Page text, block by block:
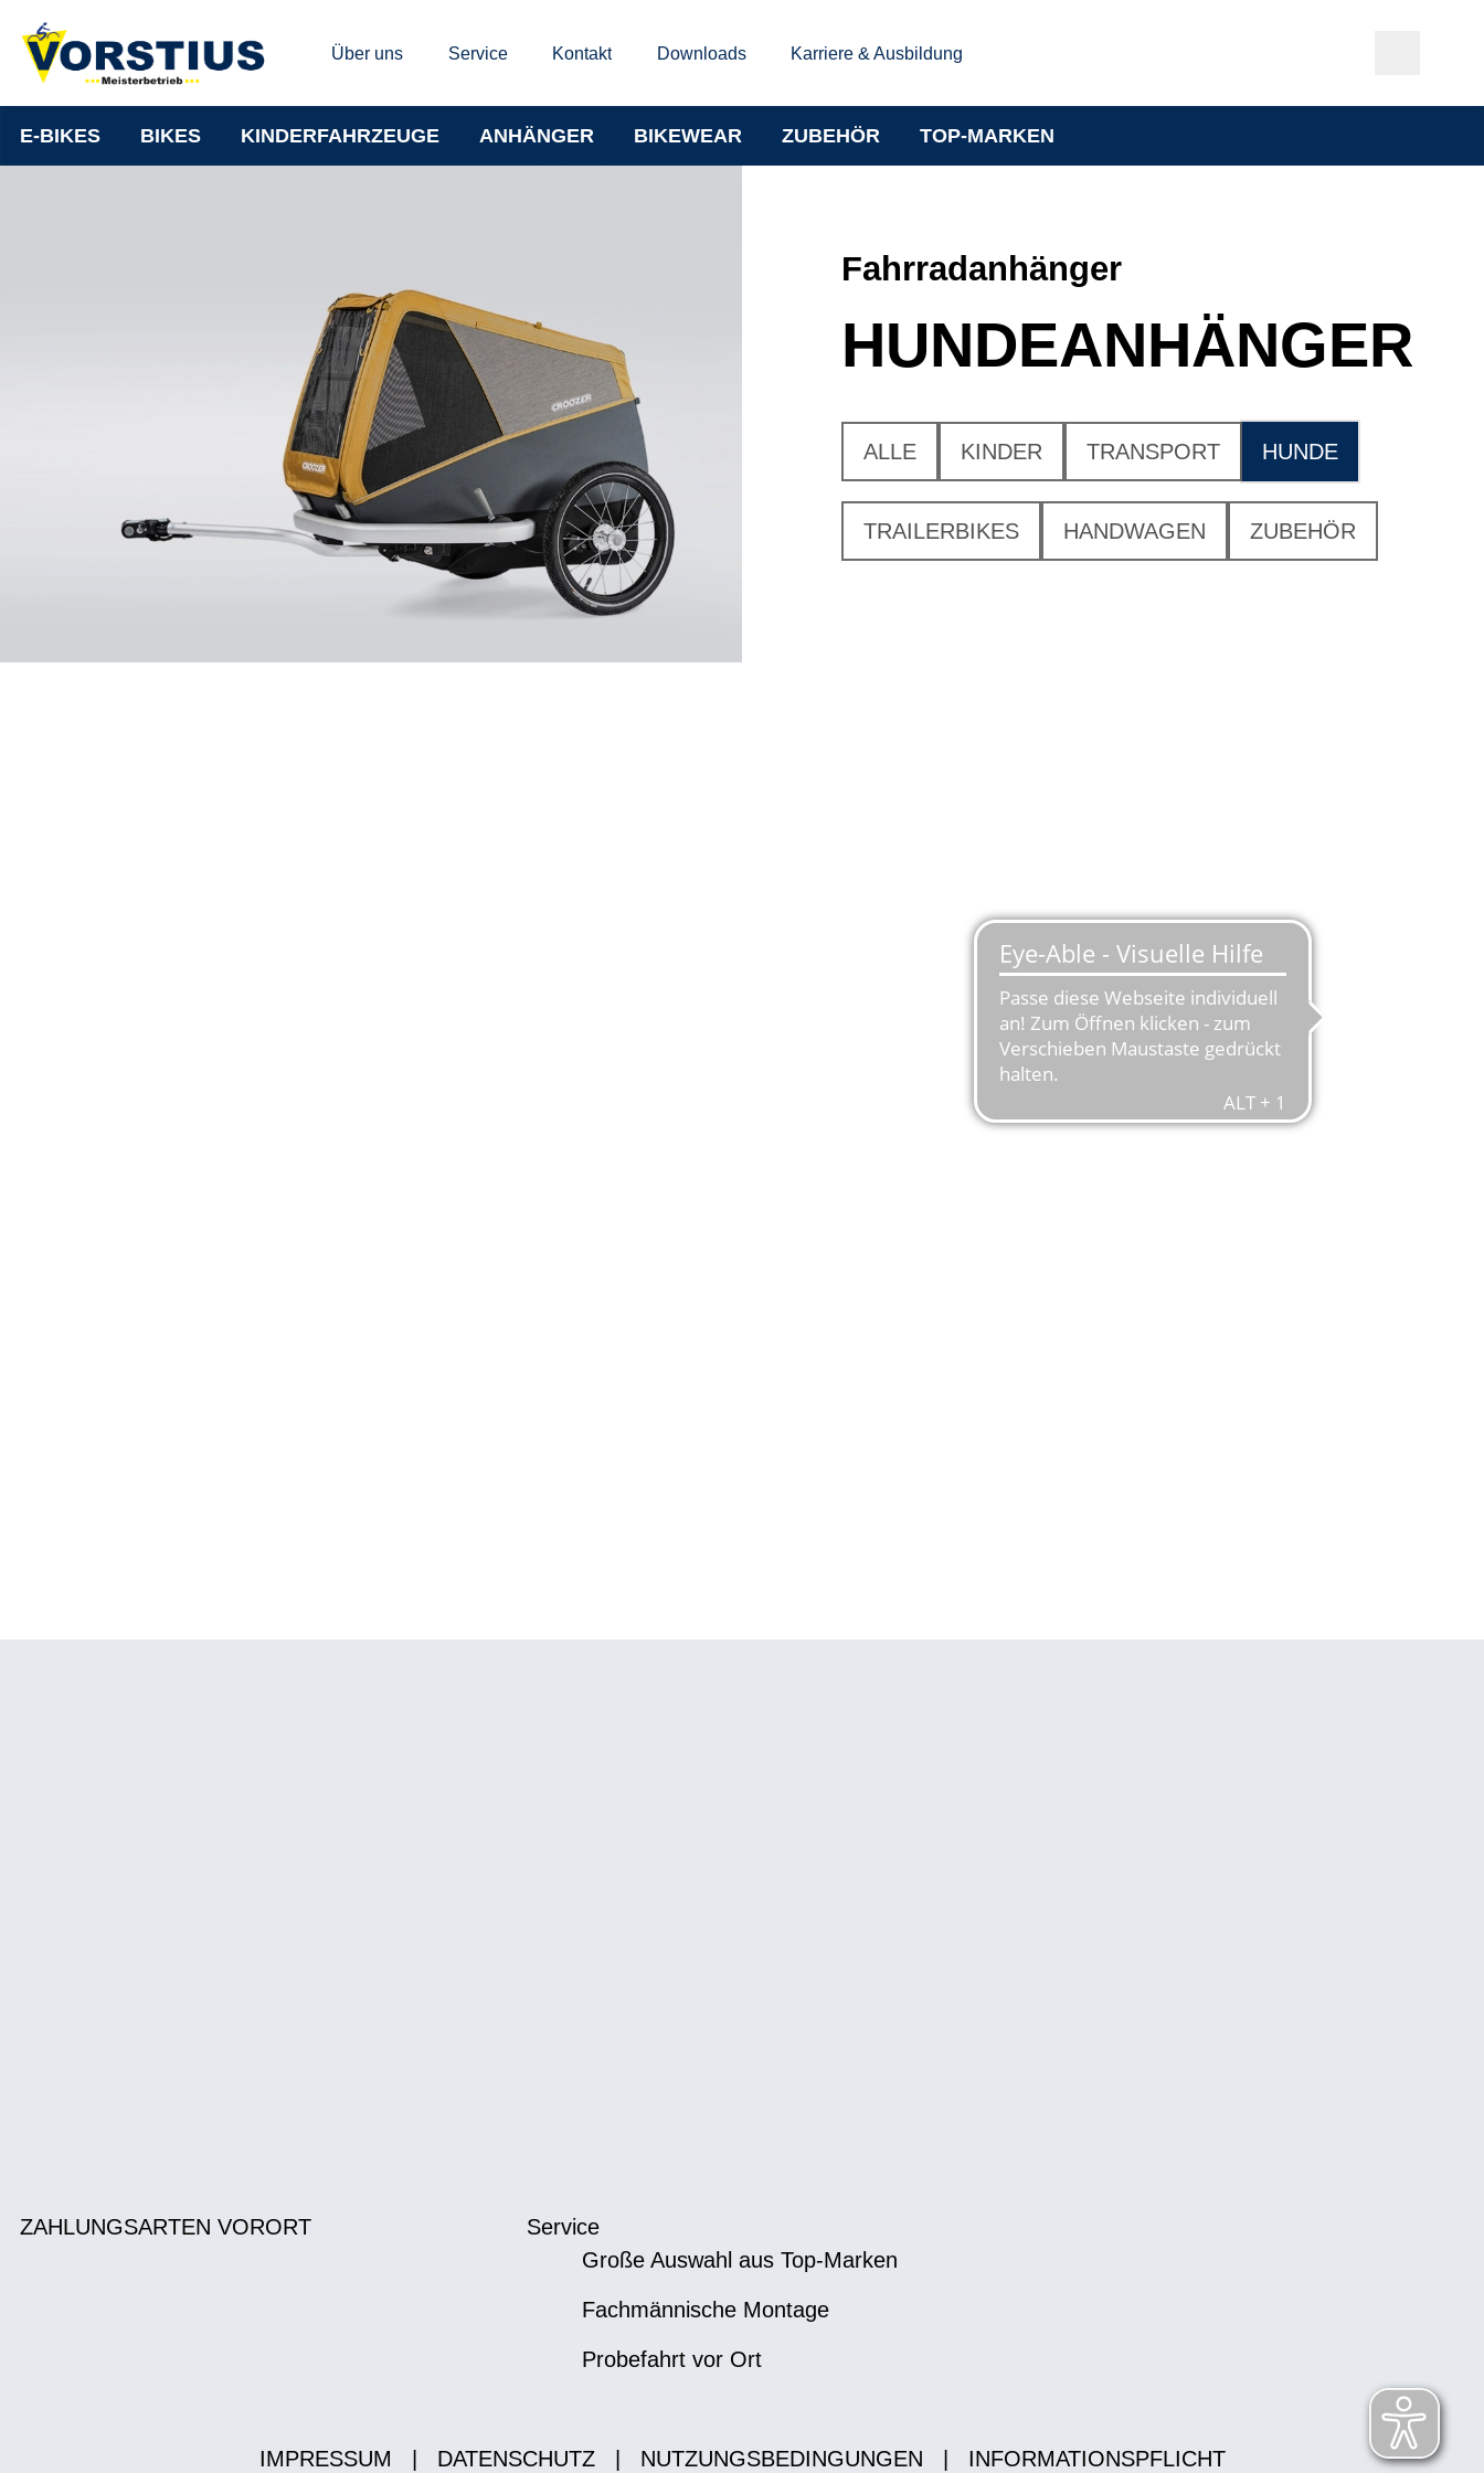
Über uns Service Kontakt Downloads Karriere & Ausbildung
E-BIKES BIKES KINDERFAHRZEUGE ANHÄNGER BIKEWEAR ZUBEHÖR TOP-MARKEN
Fahrradanhänger
HUNDE­ANHÄNGER
ALLE KINDER TRANSPORT HUNDE
TRAILERBIKES HANDWAGEN ZUBEHÖR
ZAHLUNGSARTEN VORORT
Service
Große Auswahl aus Top-Marken
Fachmännische Montage
Probefahrt vor Ort
IMPRESSUM DATENSCHUTZ NUTZUNGSBEDINGUNGEN INFORMATIONSPFLICHT